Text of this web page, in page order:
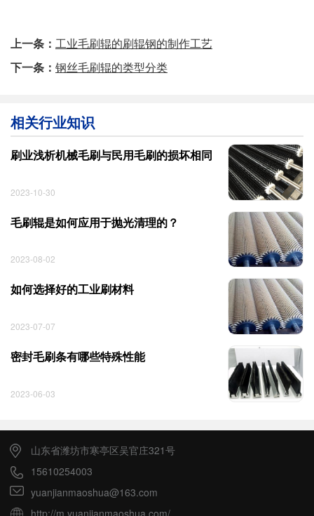
上一条： 工业毛刷辊的刷辊钢的制作工艺
下一条： 钢丝毛刷辊的类型分类
相关行业知识
刷业浅析机械毛刷与民用毛刷的损坏相同
2023-10-30
毛刷辊是如何应用于抛光清理的？
2023-08-02
如何选择好的工业刷材料
2023-07-07
密封毛刷条有哪些特殊性能
2023-06-03
山东省潍坊市寒亭区吴官庄321号
15610254003
yuanjianmaoshua@163.com
http://m.yuanjianmaoshua.com/